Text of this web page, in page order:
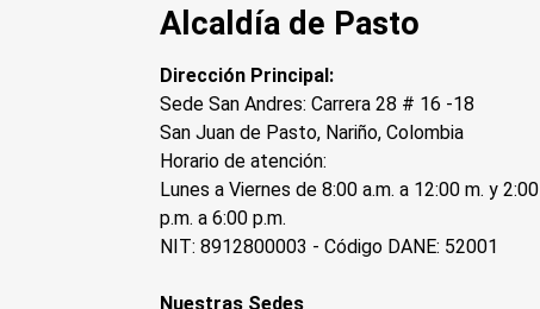
Alcaldía de Pasto
Dirección Principal:
Sede San Andres: Carrera 28 # 16 -18
San Juan de Pasto, Nariño, Colombia
Horario de atención:
Lunes a Viernes de 8:00 a.m. a 12:00 m. y 2:00
p.m. a 6:00 p.m.
NIT: 8912800003 - Código DANE: 52001
Nuestras Sedes